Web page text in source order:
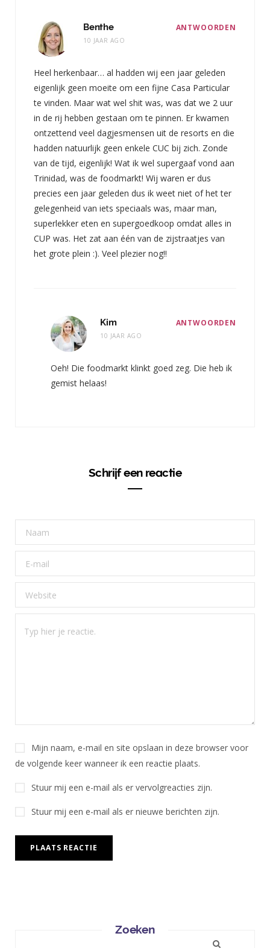
Benthe
10 JAAR AGO
ANTWOORDEN
Heel herkenbaar… al hadden wij een jaar geleden
eigenlijk geen moeite om een fijne Casa Particular
te vinden. Maar wat wel shit was, was dat we 2 uur
in de rij hebben gestaan om te pinnen. Er kwamen
ontzettend veel dagjesmensen uit de resorts en die
hadden natuurlijk geen enkele CUC bij zich. Zonde
van de tijd, eigenlijk! Wat ik wel supergaaf vond aan
Trinidad, was de foodmarkt! Wij waren er dus
precies een jaar geleden dus ik weet niet of het ter
gelegenheid van iets speciaals was, maar man,
superlekker eten en supergoedkoop omdat alles in
CUP was. Het zat aan één van de zijstraatjes van
het grote plein :). Veel plezier nog!!
Kim
10 JAAR AGO
ANTWOORDEN
Oeh! Die foodmarkt klinkt goed zeg. Die heb ik
gemist helaas!
Schrijf een reactie
Mijn naam, e-mail en site opslaan in deze browser voor
de volgende keer wanneer ik een reactie plaats.
Stuur mij een e-mail als er vervolgreacties zijn.
Stuur mij een e-mail als er nieuwe berichten zijn.
Zoeken